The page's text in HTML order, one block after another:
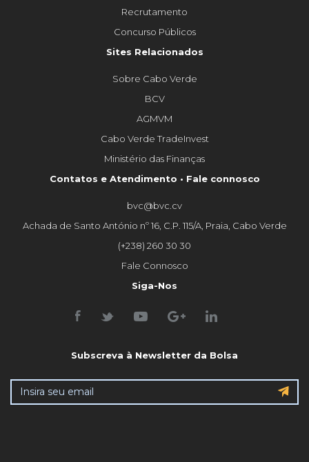
Recrutamento
Concurso Públicos
Sites Relacionados
Sobre Cabo Verde
BCV
AGMVM
Cabo Verde TradeInvest
Ministério das Finanças
Contatos e Atendimento • Fale connosco
bvc@bvc.cv
Achada de Santo António nº 16, C.P. 115/A, Praia, Cabo Verde
(+238) 260 30 30
Fale Connosco
Siga-Nos
Subscreva à Newsletter da Bolsa